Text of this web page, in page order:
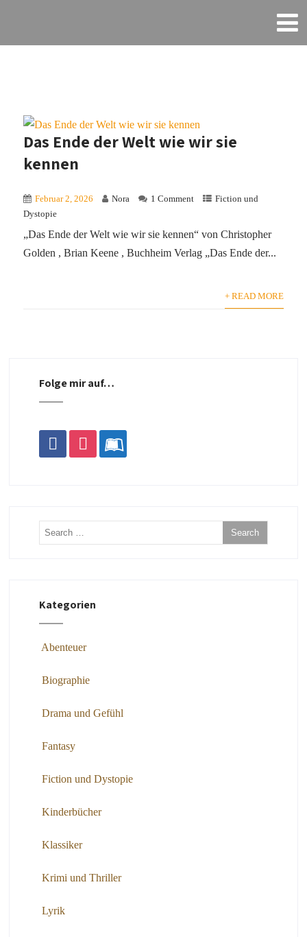
Das Ende der Welt wie wir sie
kennen
Februar 2, 2026 Nora 1 Comment
Fiction und
Dystopie
„Das Ende der Welt wie wir sie kennen“ von Christopher
Golden , Brian Keene , Buchheim Verlag „Das Ende der...
+ READ MORE
Folge mir auf…
facebookinstagramleanpub
Kategorien
Abenteuer
Biographie
Drama und Gefühl
Fantasy
Fiction und Dystopie
Kinderbücher
Klassiker
Krimi und Thriller
Lyrik